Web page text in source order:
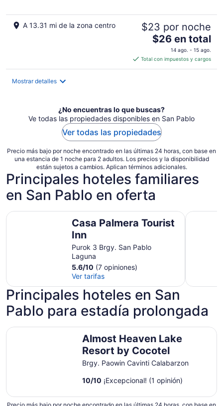
A 13.31 mi de la zona centro $23 por noche
El
precio
es
de
por
noche
$26 en total
14 ago. - 15 ago.
Total con impuestos y cargos
Mostrar detalles
¿No encuentras lo que buscas?
Ve todas las propiedades disponibles en San Pablo
Ver todas las propiedades
Precio más bajo por noche encontrado en las últimas 24 horas, con base en
una estancia de 1 noche para 2 adultos. Los precios y la disponibilidad
están sujetos a cambios. Aplican términos adicionales.
Principales hoteles familiares
en San Pablo en oferta
Casa Palmera Tourist
Inn
Purok 3 Brgy. San Pablo
Laguna
5.6/10 (7 opiniones)
Ver tarifas
Casa Palmera Tourist Inn Casa
Principales hoteles en San
Pablo para estadía prolongada
Almost Heaven Lake
Resort by Cocotel
Brgy. Paowin Cavinti Calabarzon
10/10 ¡Excepcional! (1 opinión)
Almost Heaven Lake Resort by Cocotel